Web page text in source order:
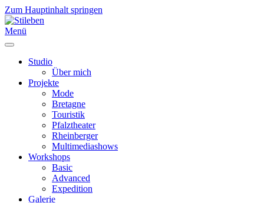
Zum Hauptinhalt springen
Menü
Studio
Über mich
Projekte
Mode
Bretagne
Touristik
Pfalztheater
Rheinberger
Multimediashows
Workshops
Basic
Advanced
Expedition
Galerie